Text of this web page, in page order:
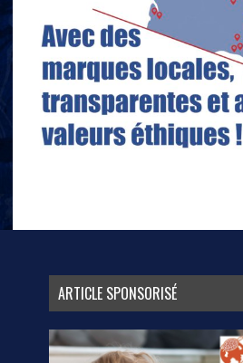
ARTICLE SPONSORISÉ